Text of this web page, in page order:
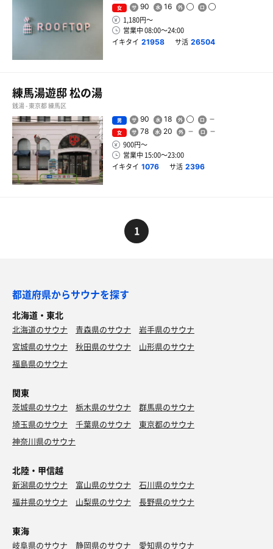
女 90 16
1,180円〜
営業中 08:00〜24:00
イキタイ 21958 サ活 26504
練馬湯遊邸 松の湯
銭湯 - 東京都 練馬区
男 90 18
女 78 20
900円〜
営業中 15:00〜23:00
イキタイ 1076 サ活 2396
1
都道府県からサウナを探す
北海道・東北
北海道のサウナ 青森県のサウナ
岩手県のサウナ
宮城県のサウナ
秋田県のサウナ
山形県のサウナ
福島県のサウナ
関東
茨城県のサウナ 栃木県のサウナ
群馬県のサウナ
埼玉県のサウナ
千葉県のサウナ
東京都のサウナ
神奈川県のサウナ
北陸・甲信越
新潟県のサウナ 富山県のサウナ
石川県のサウナ
福井県のサウナ
山梨県のサウナ 長野県のサウナ
東海
岐阜県のサウナ 静岡県のサウナ 愛知県のサウナ